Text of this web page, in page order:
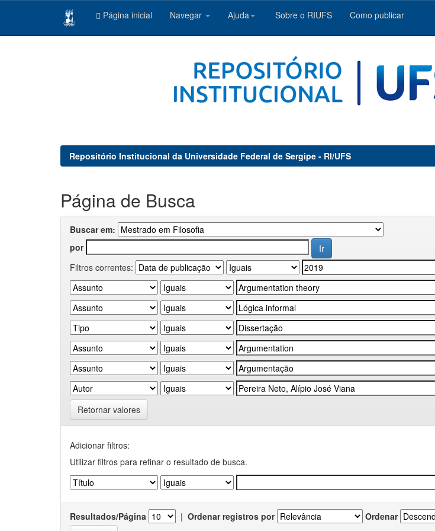
Página inicial Navegar Ajuda Sobre o RIUFS Como publicar
Repositório Institucional da Universidade Federal de Sergipe - RI/UFS
Página de Busca
Buscar em:
por
Filtros correntes:
Retornar valores
Adicionar filtros:
Utilizar filtros para refinar o resultado de busca.
Resultados/Página | Ordenar registros por Ordenar